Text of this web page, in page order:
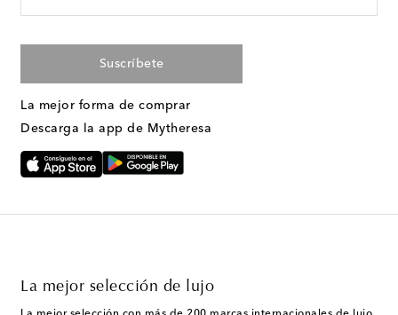
Suscríbete
La mejor forma de comprar
Descarga la app de Mytheresa
La mejor selección de lujo